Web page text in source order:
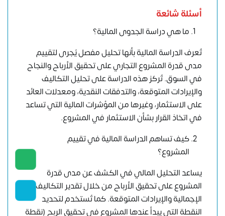
أسئلة شائعة
ما هي دراسة الجدوى المالية؟
تُعرف الدراسة المالية بأنها تحليل مفصل يُجرى لتقييم
مدى قدرة المشروع التجاري على تحقيق الأرباح والنجاح
في السوق. تُركز هذه الدراسة على تحليل التكاليف
والإيرادات المتوقعة، والتدفقات النقدية، ومعدلات العائد
على الاستثمار، وغيرها من المؤشرات المالية التي تساعد
في اتخاذ القرار بشأن الاستثمار في المشروع.
كيف تساهم الدراسة المالية في تقييم
المشروع؟
يساعد التحليل المالي في الكشف عن مدى قدرة
المشروع على تحقيق الأرباح من خلال تقدير التكاليف
الإجمالية والإيرادات المتوقعة. كما تُستخدم لتحديد
النقطة التي يبدأ عندها المشروع في تحقيق الربح (نقطة